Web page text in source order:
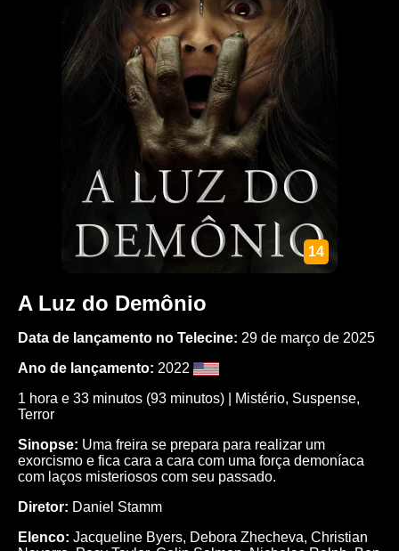
14
A Luz do Demônio
Data de lançamento no Telecine: 29 de março de 2025
Ano de lançamento: 2022
1 hora e 33 minutos (93 minutos) |
Mistério, Suspense,
Terror
Sinopse: Uma freira se prepara para realizar um
exorcismo e fica cara a cara com uma força demoníaca
com laços misteriosos com seu passado.
Diretor: Daniel Stamm
Elenco: Jacqueline Byers, Debora Zhecheva, Christian